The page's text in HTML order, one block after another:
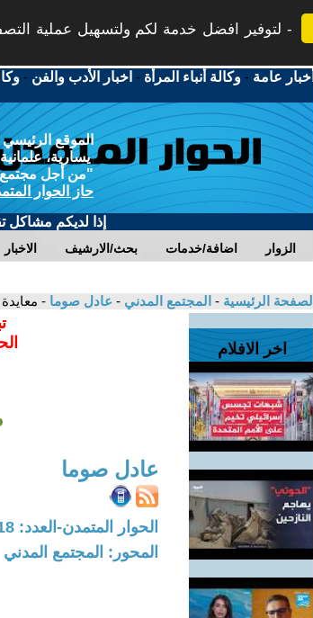
لتوفير افضل خدمة لكم ولتسهيل عملية
أخبار عامة -وكالة أنباء المرأة - اخبار الأدب والفن -
الموقع
يسارية،
"من أجل مجتمع
حاز الحوار
إذا لديكم مشاكل
الاخبار بحث/الارشيف اضافة/خدمات الزوار
الصفحة الرئيسية - المجتمع المدني - عادل صوما -
اخر الافلام
عادل صوما
الحوار المتمدن-العدد: 8218 - 2025 / 1 / 10 - 00:18
المحور: المجتمع المدني